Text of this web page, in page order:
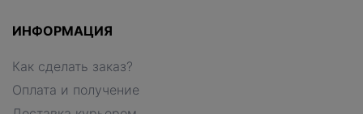
ИНФОРМАЦИЯ
Как сделать заказ?
Оплата и получение